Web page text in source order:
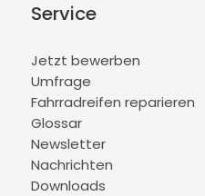
Service
Jetzt bewerben
Umfrage
Fahrradreifen reparieren
Glossar
Newsletter
Nachrichten
Downloads